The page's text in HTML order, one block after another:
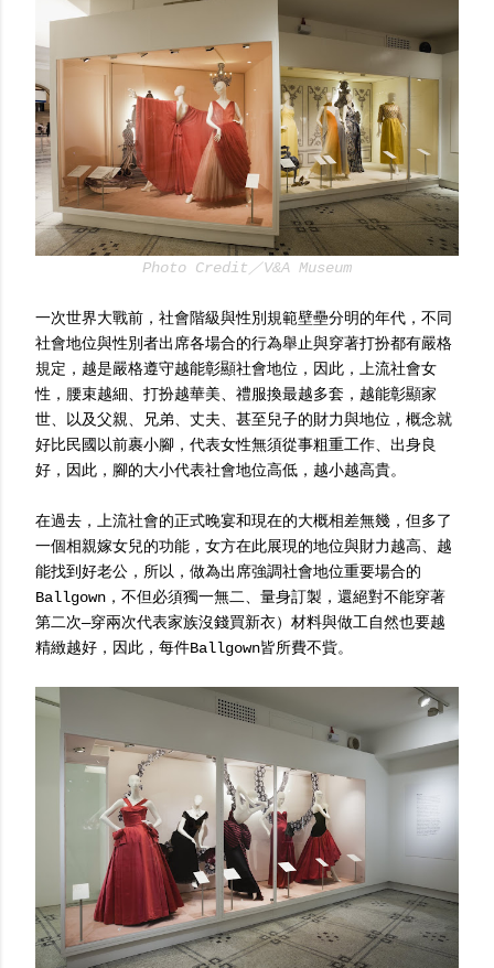
Photo Credit／V&A Museum
一次世界大戰前，社會階級與性別規範壁壘分明的年代，不同
社會地位與性別者出席各場合的行為舉止與穿著打扮都有嚴格
規定，越是嚴格遵守越能彰顯社會地位，因此，上流社會女
性，腰束越細、打扮越華美、禮服換最越多套，越能彰顯家
世、以及父親、兄弟、丈夫、甚至兒子的財力與地位，概念就
好比民國以前裹小腳，代表女性無須從事粗重工作、出身良
好，因此，腳的大小代表社會地位高低，越小越高貴。
在過去，上流社會的正式晚宴和現在的大概相差無幾，但多了
一個相親嫁女兒的功能，女方在此展現的地位與財力越高、越
能找到好老公，所以，做為出席強調社會地位重要場合的
Ballgown，不但必須獨一無二、量身訂製，還絕對不能穿著
第二次—穿兩次代表家族沒錢買新衣）材料與做工自然也要越
精緻越好，因此，每件Ballgown皆所費不貲。